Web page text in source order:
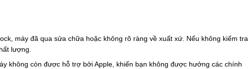
máy đã qua sửa chữa hoặc không rõ ràng về xuất xứ. Nếu không kiểm tra
lượng.
không còn được hỗ trợ bởi Apple, khiến bạn không được hưởng các chính